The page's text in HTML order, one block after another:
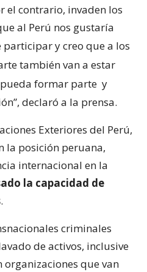
el contrario, invaden los
al Perú nos gustaría
participar y creo que a los
también van a estar
formar parte y
declaró a la prensa.
Exteriores del Perú,
la posición peruana,
internacional en la
la capacidad de
.
criminales
de activos, inclusive
organizaciones que van